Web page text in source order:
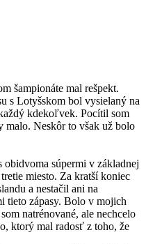
šampionáte mal rešpekt.
s Lotyšskom bol vysielaný na
kdekoľvek. Pocítil som
malo. Neskôr to však už bolo
súpermi v základnej
miesto. Za kratší koniec
a nestačil ani na
tieto zápasy. Bolo v mojich
natrénované, ale nechcelo
ktorý mal radosť z toho, že